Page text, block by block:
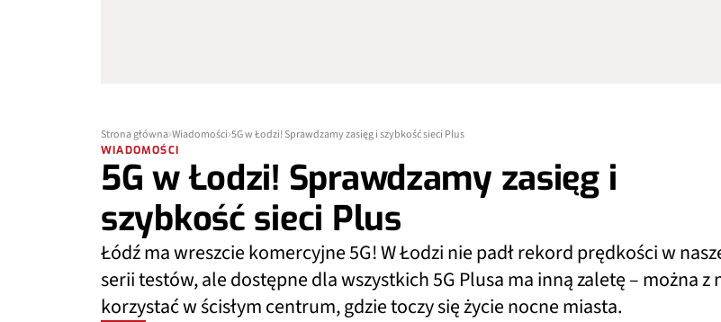
Strona główna Wiadomości 5G w Łodzi! Sprawdzamy zasięg i szybkość sieci Plus
WIADOMOŚCI
5G w Łodzi! Sprawdzamy zasięg i
szybkość sieci Plus
Łódź ma wreszcie komercyjne 5G! W Łodzi nie padł rekord prędkości w
serii testów, ale dostępne dla wszystkich 5G Plusa ma inną zaletę – można z
korzystać w ścisłym centrum, gdzie toczy się życie nocne miasta.